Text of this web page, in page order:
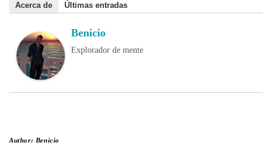
Acerca de Últimas entradas
Benicio
Explorador de mente
Author: Benicio